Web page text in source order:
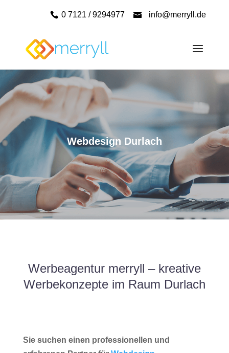
0 7121 / 9294977 info@merryll.de
Webdesign Durlach
Werbeagentur merryll – kreative
Werbekonzepte im Raum Durlach
Sie suchen einen professionellen und